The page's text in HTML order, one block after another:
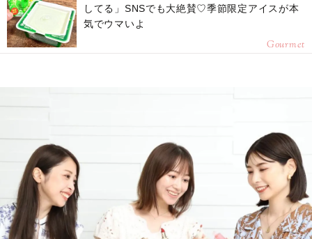
してる」SNSでも大絶賛♡季節限定アイスが本
気でウマいよ
Gourmet